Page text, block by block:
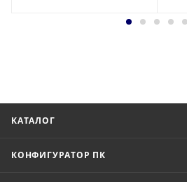
КАТАЛОГ
КОНФИГУРАТОР ПК